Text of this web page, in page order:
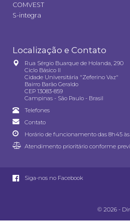
COMVEST
S-integra
Localização e Contato
Rua Sérgio Buarque de Holanda, 290
Ciclo Básico II
Cidade Universitária "Zeferino Vaz"
Bairro Barão Geraldo
CEP 13083-859
Campinas - São Paulo - Brasil
Telefones
Contato
Horário de funcionamento das 8h45
Atendimento prioritário conforme
Siga-nos no Facebook
© 2026 -